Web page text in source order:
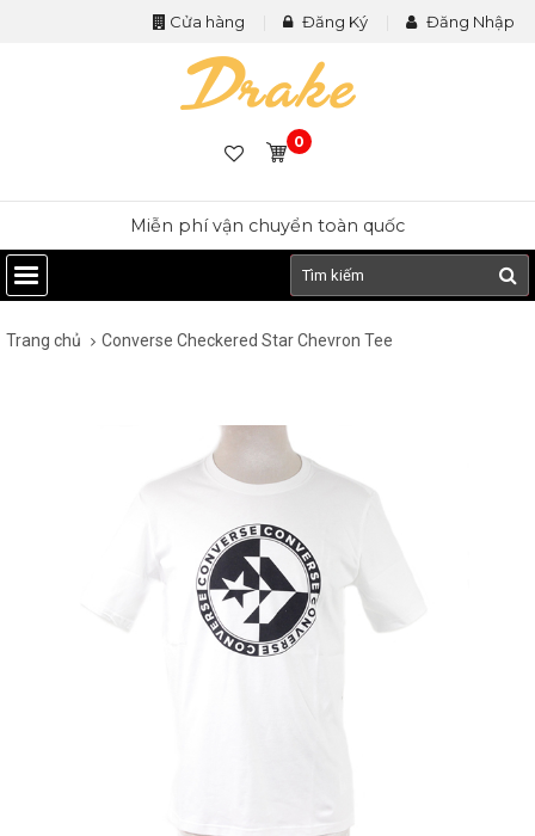
Cửa hàng Đăng Ký Đăng Nhập
0
Miễn phí vận chuyển toàn quốc
Trang chủ Converse Checkered Star Chevron Tee